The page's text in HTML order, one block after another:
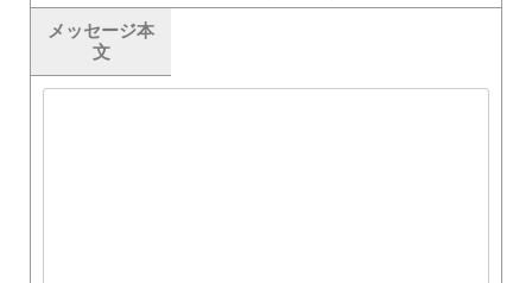
メッセージ本
文